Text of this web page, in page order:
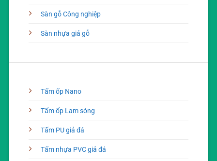
Sàn gỗ Công nghiệp
Sàn nhựa giả gỗ
Tấm ốp Nano
Tấm ốp Lam sóng
Tấm PU giả đá
Tấm nhựa PVC giả đá